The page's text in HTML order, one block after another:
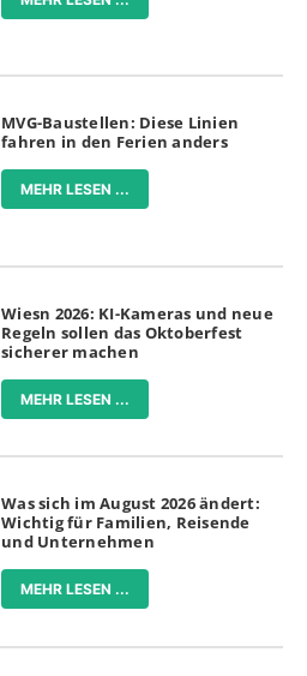
MVG-Baustellen: Diese Linien
fahren in den Ferien anders
MEHR LESEN ...
Wiesn 2026: KI-Kameras und neue
Regeln sollen das Oktoberfest
sicherer machen
MEHR LESEN ...
Was sich im August 2026 ändert:
Wichtig für Familien, Reisende
und Unternehmen
MEHR LESEN ...